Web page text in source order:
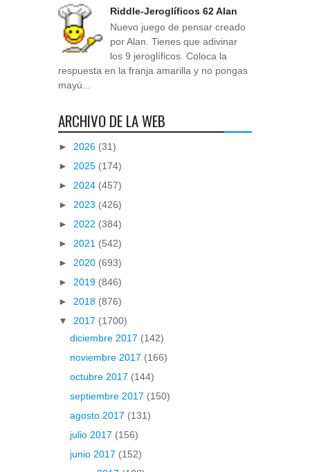
Riddle-Jeroglíficos 62 Alan
Nuevo juego de pensar creado
por Alan. Tienes que adivinar
los 9 jeroglíficos. Coloca la
respuesta en la franja amarilla y no pongas
mayú...
ARCHIVO DE LA WEB
► 2026 (31)
► 2025 (174)
► 2024 (457)
► 2023 (426)
► 2022 (384)
► 2021 (542)
► 2020 (693)
► 2019 (846)
► 2018 (876)
▼ 2017 (1700)
diciembre 2017 (142)
noviembre 2017 (166)
octubre 2017 (144)
septiembre 2017 (150)
agosto 2017 (131)
julio 2017 (156)
junio 2017 (152)